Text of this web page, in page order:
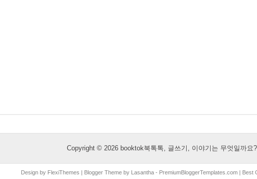
Copyright © 2026 booktok북톡톡, 글쓰기, 이야기는 무엇일까요?
Design by FlexiThemes | Blogger Theme by Lasantha- PremiumBloggerTemplates.com| Best